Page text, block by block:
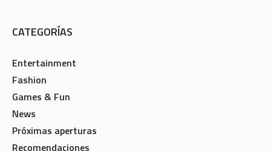
Entertainment
Fashion
Games & Fun
News
Próximas aperturas